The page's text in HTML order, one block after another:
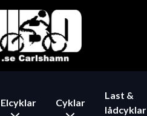
Elcyklar Cyklar
Last &
lådcyklar